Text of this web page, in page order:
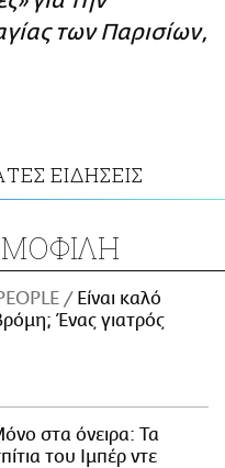
των Παρισίων,
ΕΙΔΗΣΕΙΣ
Είναι καλό
Ένας γιατρός
στα όνειρα: Τα
του Ιμπέρ ντε